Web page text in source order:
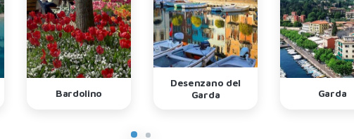
Bardolino
Desenzano del
Garda
Garda